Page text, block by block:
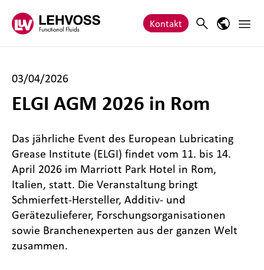
Kontakt SearchSprach-
03/04/2026
ELGI AGM 2026 in Rom
Das jährliche Event des European Lubricating
Grease Institute (ELGI) findet vom 11. bis 14.
April 2026 im Marriott Park Hotel in Rom,
Italien, statt. Die Veranstaltung bringt
Schmierfett‑Hersteller, Additiv- und
Gerätezulieferer, Forschungsorganisationen
sowie Branchenexperten aus der ganzen Welt
zusammen.